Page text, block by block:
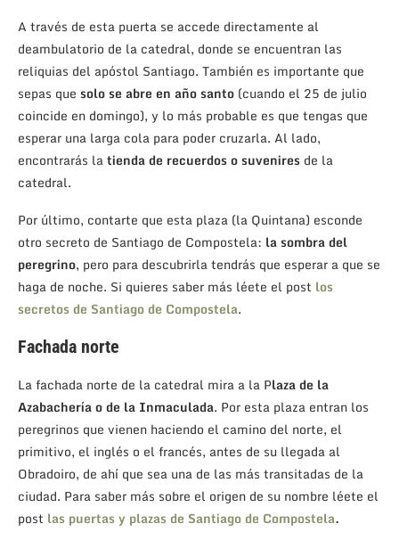
A través de esta puerta se accede directamente al
deambulatorio de la catedral, donde se encuentran las
reliquias del apóstol Santiago. También es importante que
sepas que solo se abre en año santo (cuando el 25 de julio
coincide en domingo), y lo más probable es que tengas que
esperar una larga cola para poder cruzarla. Al lado,
encontrarás latienda de recuerdos o suvenires de la
catedral.
Por último, contarte que esta plaza (la Quintana) esconde
otro secreto de Santiago de Compostela: la sombra del
peregrino, pero para descubrirla tendrás que esperar a que se
haga de noche. Si quieres saber más léete el post los
secretos de Santiago de Compostela.
Fachada norte
La fachada norte de la catedral mira a la Plaza de la
Azabachería o de la Inmaculada. Por esta plaza entran los
peregrinos que vienen haciendo el camino del norte, el
primitivo, el inglés o el francés, antes de su llegada al
Obradoiro, de ahí que sea una de las más transitadas de la
ciudad. Para saber más sobre el origen de su nombre léete el
post las puertas y plazas de Santiago de Compostela.